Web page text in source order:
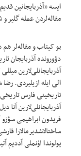
ایسه «آذربایجانین
مقاله‌لردن عمله گلیر و ۱۳۲۵-جی ایلین یازیندا چاپ اولونور.
بو کیتاب و مقاله‌لر هم
دؤورونده آذربایجان
آذربایجانلی‌لارین
الی ایله ازیلیردی.
تاریخینی فارس
آذربایجانلی‌لارین آنا
فریدون ابراهیمی
ساختالاشدیرمالارا
یولوندا اؤنملی آددیم